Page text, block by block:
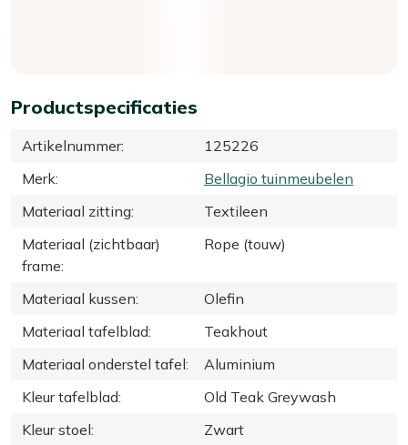
Productspecificaties
Artikelnummer:
125226
Merk:
Bellagio tuinmeubelen
Materiaal zitting:
Textileen
Materiaal (zichtbaar)
frame:
Rope (touw)
Materiaal kussen:
Olefin
Materiaal tafelblad:
Teakhout
Materiaal onderstel tafel:
Aluminium
Kleur tafelblad:
Old Teak Greywash
Kleur stoel: Zwart